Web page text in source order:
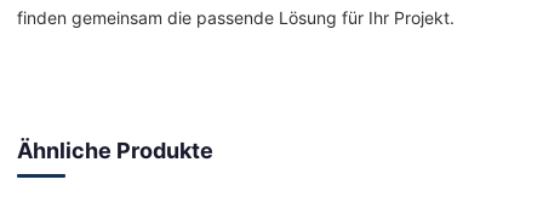
finden gemeinsam die passende Lösung für Ihr Projekt.
Ähnliche Produkte